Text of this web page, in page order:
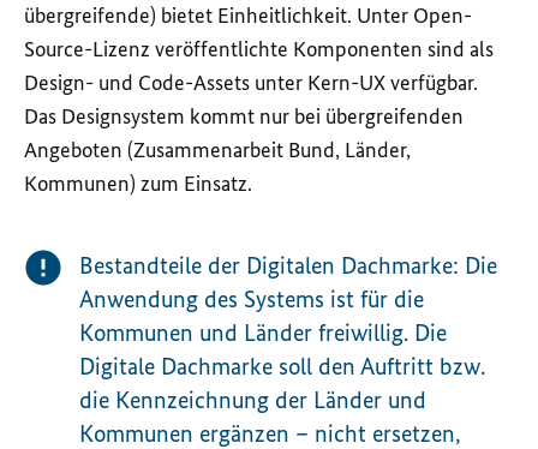
übergreifende) bietet Einheitlichkeit. Unter Open-
Source-Lizenz veröffentlichte Komponenten sind als
Design- und Code-Assets unter Kern-UX verfügbar.
Das Designsystem kommt nur bei übergreifenden
Angeboten (Zusammenarbeit Bund, Länder,
Kommunen) zum Einsatz.
Bestandteile der Digitalen Dachmarke: Die
Anwendung des Systems ist für die
Kommunen und Länder freiwillig. Die
Digitale Dachmarke soll den Auftritt bzw.
die Kennzeichnung der Länder und
Kommunen ergänzen – nicht ersetzen,